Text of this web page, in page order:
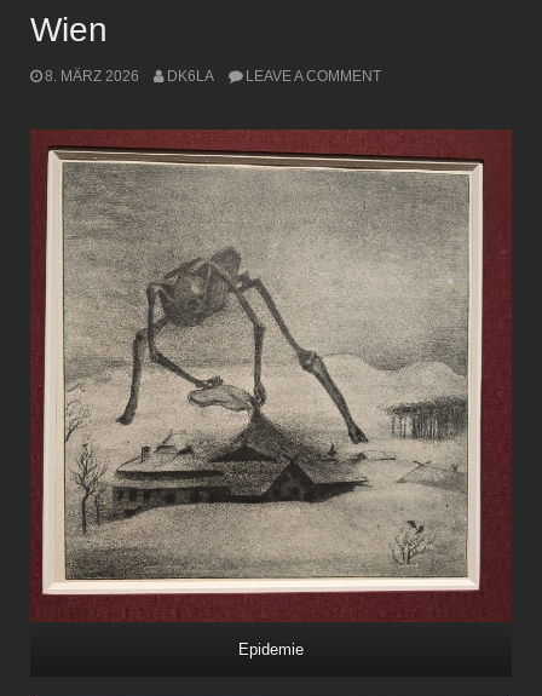
Wien
8. MÄRZ 2026 DK6LA LEAVE A COMMENT
Epidemie